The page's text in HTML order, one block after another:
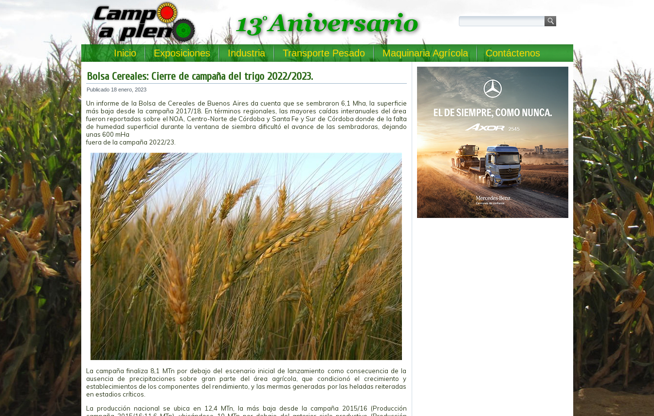
Inicio Exposiciones Industria Transporte Pesado Maquinaria Agrícola Contáctenos
Bolsa Cereales: Cierre de campaña del trigo 2022/2023.
Publicado 18 enero, 2023
Un informe de la Bolsa de Cereales de Buenos Aires da cuenta que se sembraron 6,1 Mha, la superficie
más baja desde la campaña 2017/18. En términos regionales, las mayores caídas interanuales del área
fueron reportadas sobre el NOA, Centro-Norte de Córdoba y Santa Fe y Sur de Córdoba donde de la falta
de humedad superficial durante la ventana de siembra dificultó el avance de las sembradoras, dejando
unas 600 mHa
fuera de la campaña 2022/23.
La campaña finaliza 8,1 MTn por debajo del escenario inicial de lanzamiento como consecuencia de la
ausencia de precipitaciones sobre gran parte del área agrícola, que condicionó el crecimiento y
establecimientos de los componentes del rendimiento, y las mermas generadas por las heladas reiteradas
en estadios críticos.
La producción nacional se ubica en 12,4 MTn, la más baja desde la campaña 2015/16 (Producción